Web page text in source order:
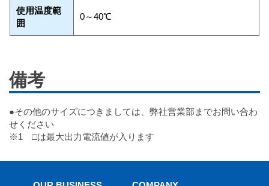
使用温度範
囲
0～40℃
備考
●その他のサイズにつきましては、弊社営業部までお問い合わ
せください
※1 □は最大出力電流値が入ります